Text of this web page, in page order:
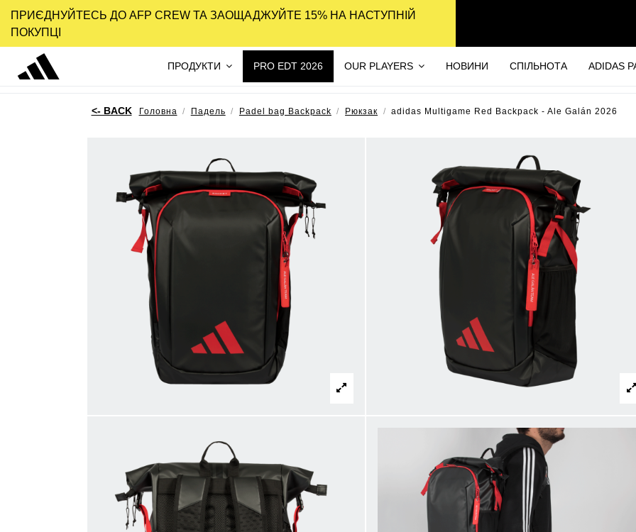
ПРИЄДНУЙТЕСЬ ДО AFP CREW ТА ЗАОЩАДЖУЙТЕ 15% НА НАСТУПНІЙ
ПОКУПЦІ
ПРОДУКТИ PRO EDT 2026 OUR PLAYERS НОВИНИ СПІЛЬНОТА ADIDAS
Головна Падель Padel bag Backpack Рюкзак adidas Multigame Red Backpack - Ale Galán 2026